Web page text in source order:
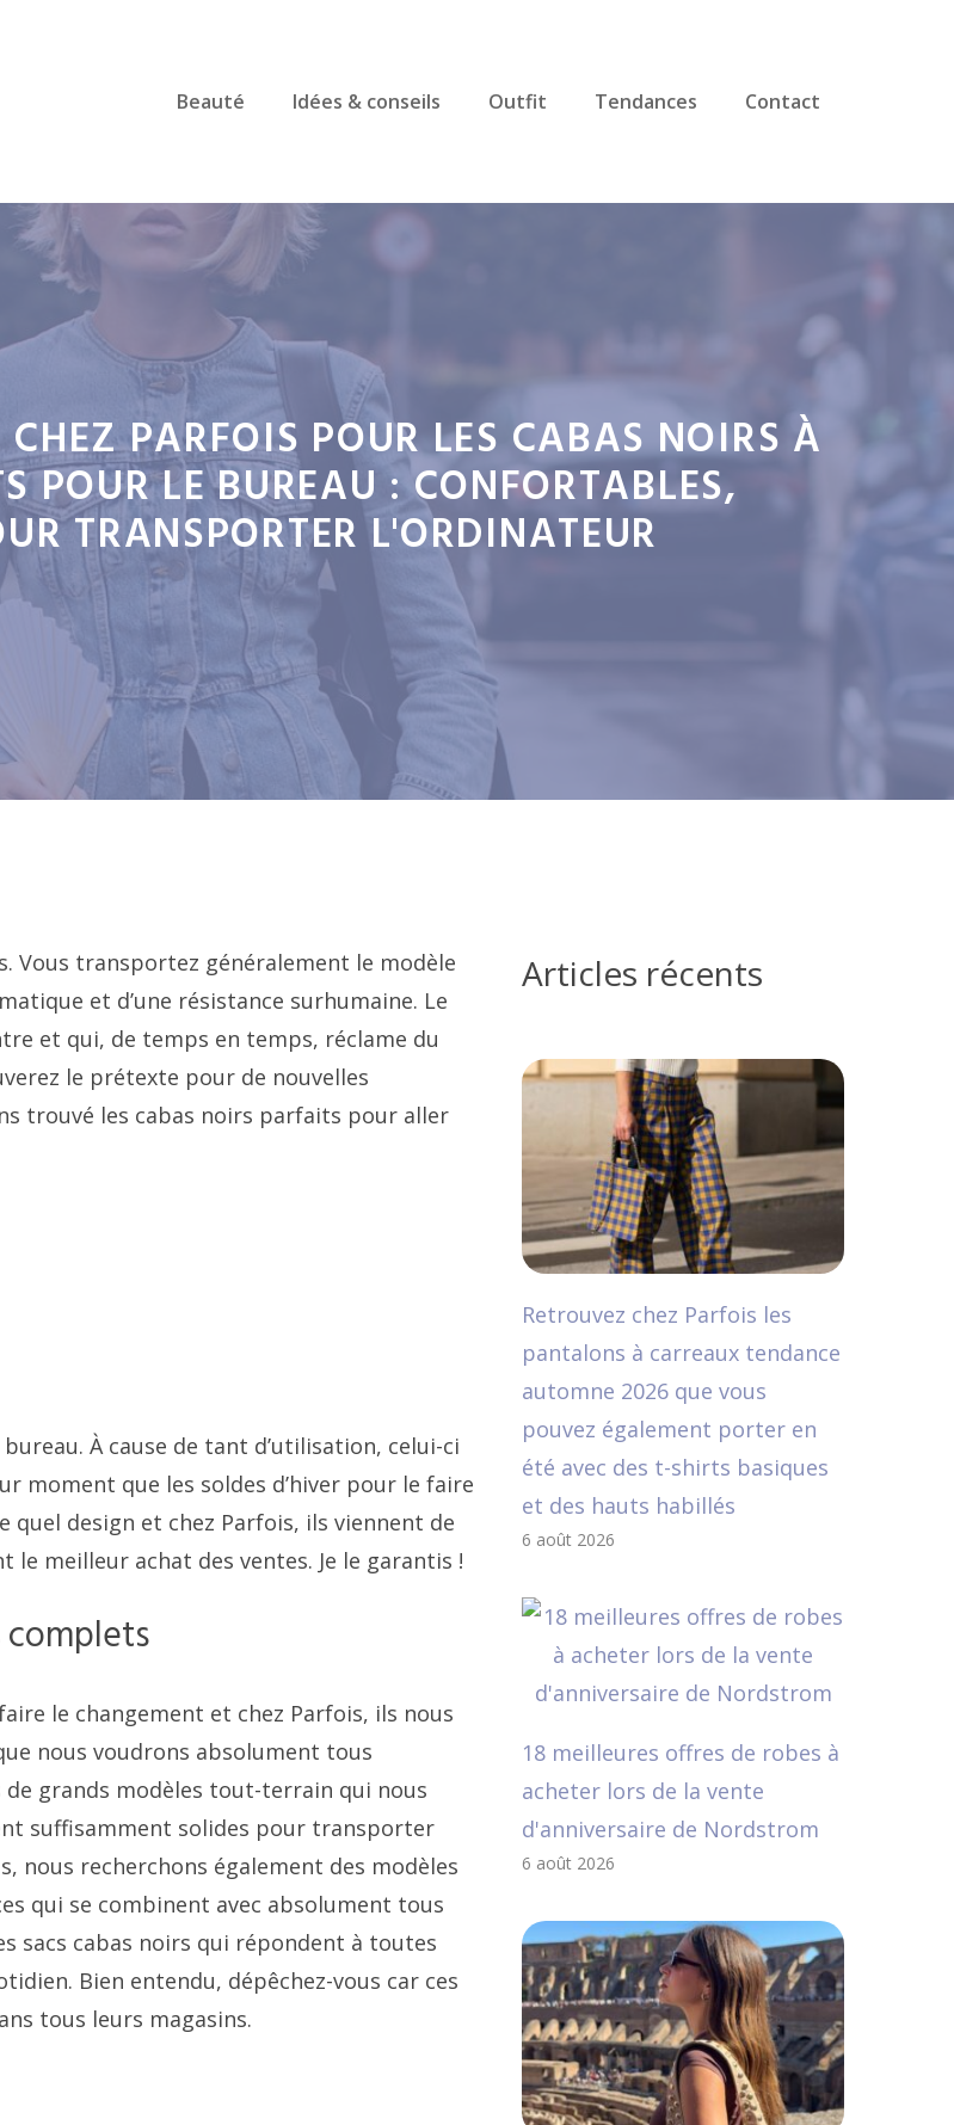
Beauté Idées & conseils Outfit Tendances Contact
PARFOIS POUR LES CABAS NOIRS À
POUR LE BUREAU : CONFORTABLES,
TRANSPORTER L'ORDINATEUR
Vous transportez généralement le modèle
et d’une résistance surhumaine. Le
et qui, de temps en temps, réclame du
le prétexte pour de nouvelles
trouvé les cabas noirs parfaits pour aller
À cause de tant d’utilisation, celui-ci
moment que les soldes d’hiver pour le faire
design et chez Parfois, ils viennent de
meilleur achat des ventes. Je le garantis !
complets
le changement et chez Parfois, ils nous
nous voudrons absolument tous
grands modèles tout-terrain qui nous
suffisamment solides pour transporter
nous recherchons également des modèles
qui se combinent avec absolument tous
sacs cabas noirs qui répondent à toutes
Bien entendu, dépêchez-vous car ces
tous leurs magasins.
Articles récents
Retrouvez chez Parfois les
pantalons à carreaux tendance
automne 2026 que vous
pouvez également porter en
été avec des t-shirts basiques
et des hauts habillés
6 août 2026
18 meilleures offres de robes à
acheter lors de la vente
d'anniversaire de Nordstrom
6 août 2026